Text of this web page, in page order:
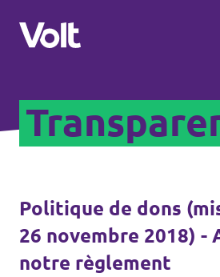
Choisir une langue
Français
Nos chapitres
À propos de Volt
Politique de dons
26 novembre 2018) -
notre règlement